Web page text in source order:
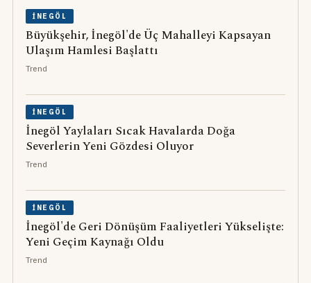
İNEGÖL
Büyükşehir, İnegöl'de Üç Mahalleyi Kapsayan
Ulaşım Hamlesi Başlattı
Trend
İNEGÖL
İnegöl Yaylaları Sıcak Havalarda Doğa
Severlerin Yeni Gözdesi Oluyor
Trend
İNEGÖL
İnegöl'de Geri Dönüşüm Faaliyetleri Yükselişte:
Yeni Geçim Kaynağı Oldu
Trend